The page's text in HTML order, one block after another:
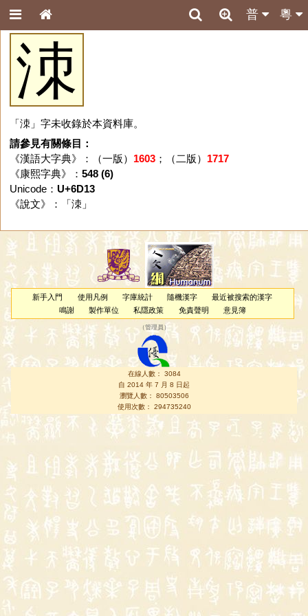
粵
普
洓
「洓」字未收錄於本資料庫。
請參見有關條目：
《漢語大字典》：（一版） 1603；（二版） 1717
《康熙字典》： 548 (6)
Unicode： U+6D13
《說文》：「 洓」
新手入門 使用凡例 字庫統計 隨機漢字
最近被搜索的漢字
鳴謝
製作單位 私隱政策 免責聲明 意見簿
（管理員 ）
在線人數： 3084
自 2014 年 7 月 8 日起
瀏覽人數： 80503506
使用次數： 294735240